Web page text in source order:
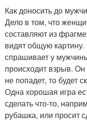
Как доносить до
Дело в том, что
составляют из
видят общую
спрашивает у
происходит взрыв. Он
не попадет, то будет
Одна хорошая игра
сделать что-то,
рубашка, или просит